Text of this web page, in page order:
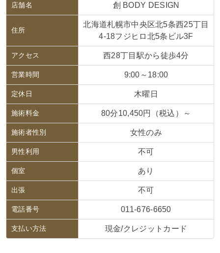
店舗名 創 BODY DESIGN
住所
北海道札幌市中央区北5条西25丁目
4-18フジヒロ北5条ビル3F
アクセス 西28丁目駅から徒歩4分
営業時間 9:00～18:00
定休日 木曜日
施術料金 80分10,450円（税込）～
施術者性別 女性のみ
男性利用 不可
個室 あり
出張 不可
電話番号 011-676-6650
支払い方法 現金/クレジットカード